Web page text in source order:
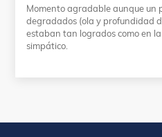
Momento agradable aunque un
degradados (ola y profundidad
estaban tan logrados como en
simpático.